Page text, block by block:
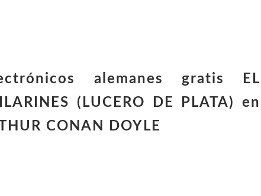
alemanes gratis EL
(LUCERO DE PLATA) en
CONAN DOYLE